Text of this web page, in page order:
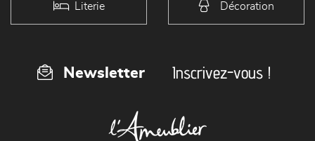
Literie Décoration
Newsletter Inscrivez-vous !